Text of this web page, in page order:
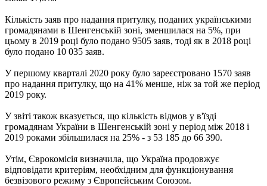
Кількість заяв про надання притулку, поданих українськими
громадянами в Шенгенській зоні, зменшилася на 5%, при
цьому в 2019 році було подано 9505 заяв, тоді як в 2018 році
було подано 10 035 заяв.
У першому кварталі 2020 року було зареєстровано 1570 заяв
про надання притулку, що на 41% менше, ніж за той же період
2019 року.
У звіті також вказується, що кількість відмов у в'їзді
громадянам України в Шенгенській зоні у період між 2018 і
2019 роками збільшилася на 25% - з 53 185 до 66 390.
Утім, Єврокомісія визначила, що Україна продовжує
відповідати критеріям, необхідним для функціонування
безвізового режиму з Європейським Союзом.